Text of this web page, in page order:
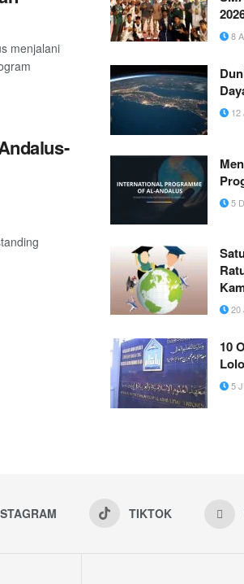
menjalani
8
12
5
20
10
5
TIKTOK